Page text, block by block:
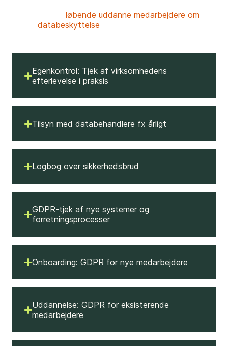
løbende uddanne medarbejdere om
databeskyttelse
Egenkontrol: Tjek af virksomhedens
efterlevelse i praksis
Tilsyn med databehandlere fx årligt
Logbog over sikkerhedsbrud
GDPR-tjek af nye systemer og
forretningsprocesser
Onboarding: GDPR for nye medarbejdere
Uddannelse: GDPR for eksisterende
medarbejdere